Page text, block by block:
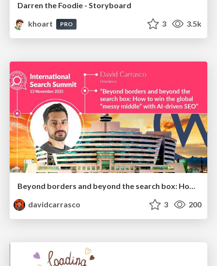
Darren the Foodie - Storyboard
khoart
PRO 3 3.5k
davidcarrasco
3 200